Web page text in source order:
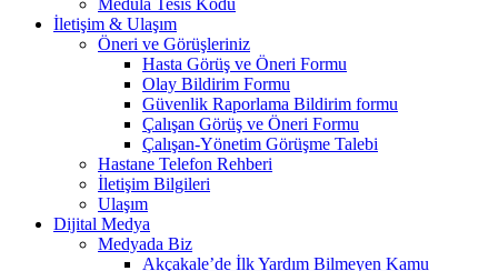
İletişim & Ulaşım
Öneri ve Görüşleriniz
Hasta Görüş ve Öneri Formu
Olay Bildirim Formu
Güvenlik Raporlama Bildirim formu
Çalışan Görüş ve Öneri Formu
Çalışan-Yönetim Görüşme Talebi
Hastane Telefon Rehberi
İletişim Bilgileri
Ulaşım
Dijital Medya
Medyada Biz
Akçakale’de İlk Yardım Bilmeyen Kamu